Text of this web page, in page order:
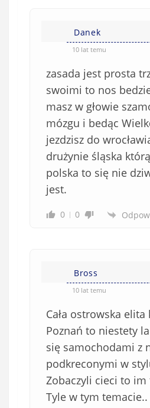
Danek
10 lat temu
zasada jest prosta
swoimi to nos
masz w głowie
mózgu i bedąc
jezdzisz do
drużynie śląska
polska to się nie
jest.
0 0
Bross
10 lat temu
Cała ostrowska
Poznań to niestety
się samochodami z
podkreconymi w
Zobaczyli cieci to
Tyle w tym temacie..